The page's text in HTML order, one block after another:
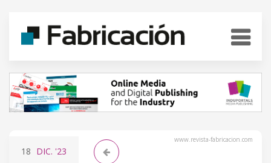
www.revista-fabricacion.com
18 DIC. '23